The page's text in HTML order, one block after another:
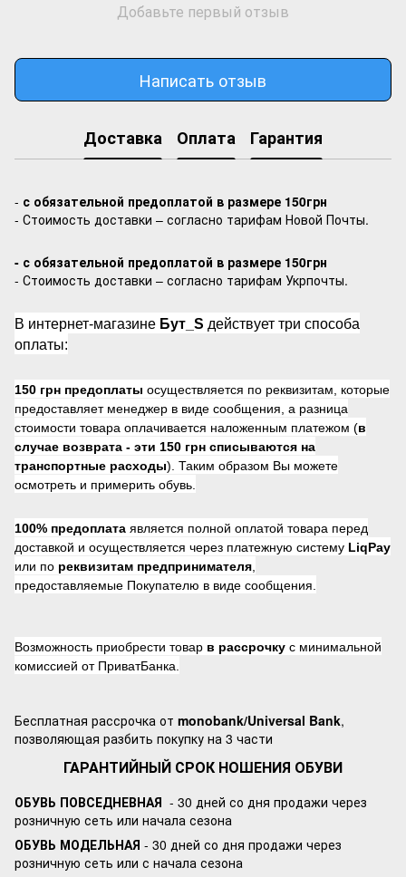
Добавьте первый отзыв
Написать отзыв
Доставка Оплата Гарантия
- с обязательной предоплатой в размере 150грн
- Стоимость доставки – согласно тарифам Новой Почты.
- с обязательной предоплатой в размере 150грн
- Стоимость доставки – согласно тарифам Укрпочты.
В интернет-магазине Бут_S действует три способа
оплаты:
150 грн предоплаты осуществляется по реквизитам, которые
предоставляет менеджер в виде сообщения, а разница
стоимости товара оплачивается наложенным платежом (в
случае возврата - эти 150 грн списываются на
транспортные расходы). Таким образом Вы можете
осмотреть и примерить обувь.
100% предоплата является полной оплатой товара перед
доставкой и осуществляется через платежную систему LiqPay
или по реквизитам предпринимателя
предоставляемые Покупателю в виде сообщения.
Возможность приобрести товар в рассрочку с минимальной
комиссией от ПриватБанка.
Бесплатная рассрочка от monobank/Universal Bank,
позволяющая разбить покупку на 3 части
ГАРАНТИЙНЫЙ СРОК НОШЕНИЯ ОБУВИ
ОБУВЬ ПОВСЕДНЕВНАЯ - 30 дней со дня продажи через
розничную сеть или начала сезона
ОБУВЬ МОДЕЛЬНАЯ - 30 дней со дня продажи через
розничную сеть или с начала сезона